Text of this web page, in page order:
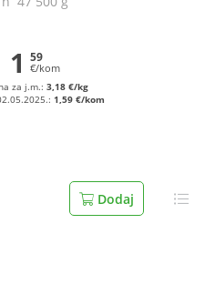
1 59
€/kom
za j.m.:3,18 €/kg
1,59 €/kom
Dodaj